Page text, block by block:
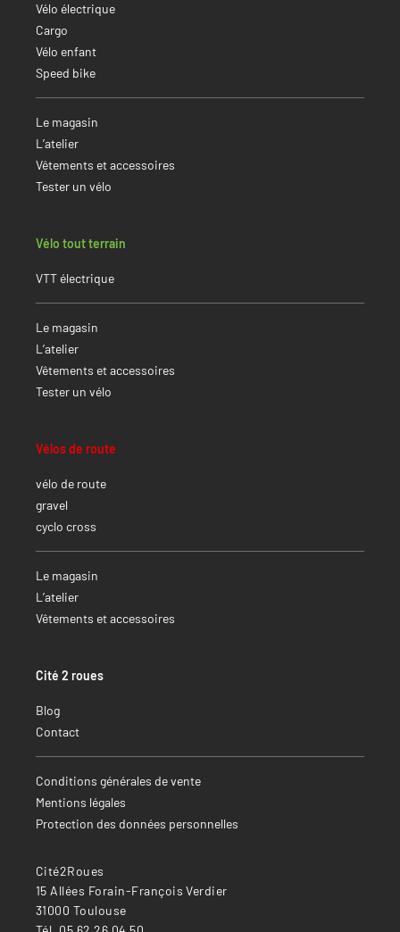
Vélo électrique
Cargo
Vélo enfant
Speed bike
Le magasin
L’atelier
Vêtements et accessoires
Tester un vélo
Vélo tout terrain
VTT électrique
Le magasin
L’atelier
Vêtements et accessoires
Tester un vélo
Vélos de route
vélo de route
gravel
cyclo cross
Le magasin
L’atelier
Vêtements et accessoires
Cité 2 roues
Blog
Contact
Conditions générales de vente
Mentions légales
Protection des données personnelles
Cité2Roues
15 Allées Forain-François Verdier
31000 Toulouse